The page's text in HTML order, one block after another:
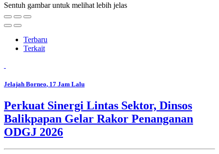
Sentuh gambar untuk melihat lebih jelas
Terbaru
Terkait
Jelajah Borneo, 17 Jam Lalu
Perkuat Sinergi Lintas Sektor, Dinsos
Balikpapan Gelar Rakor Penanganan
ODGJ 2026